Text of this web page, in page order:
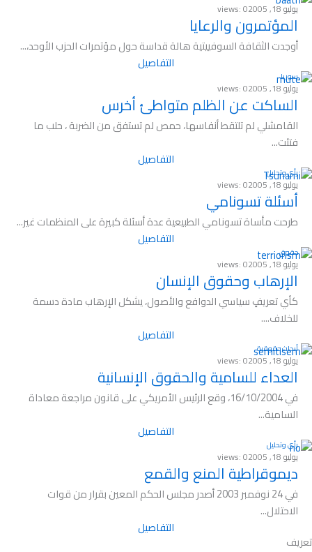
يوليو 18, 2005 views: 0
المؤتمرون والرعايا
أوجدت الثقافة السوفييتية هالة قداسة حول مؤتمرات الحزب الأوحد،...
التفاصيل
سوريا
يوليو 18, 2005 views: 0
الساكت عن الظلم متواطئ أخرس
القامشلي لم تلتقط أنفاسها، حمص لم تستفق من الضربة ، حلب ما
فتئت...
التفاصيل
رأي وتحليل
يوليو 18, 2005 views: 0
أسئلة تسونامي
طرحت مأساة تسونامي الطبيعية عدة أسئلة كبيرة على المنظمات غير...
التفاصيل
حقوق
يوليو 18, 2005 views: 0
الإرهاب وحقوق الإنسان
كأي تعريفٍ سياسي الدوافع والأصول، يشكل الإرهاب مادة دسمة
للخلاف....
التفاصيل
أبحاث حقوقية
يوليو 18, 2005 views: 0
العداء للسامية والحقوق الإنسانية
في 16/10/2004، وقع الرئيس الأمريكي على قانون مراجعة معاداة
السامية...
التفاصيل
رأي وتحليل
يوليو 18, 2005 views: 0
ديموقراطية المنع والقمع
في 24 نوفمبر 2003 أصدر مجلس الحكم المعين بقرار من قوات
الاحتلال...
التفاصيل
تعريف